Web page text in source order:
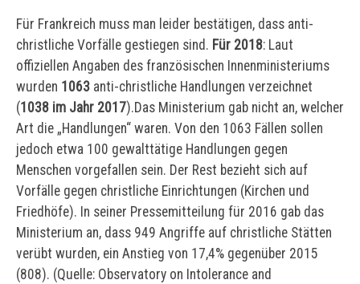
Für Frankreich muss man leider bestätigen, dass anti-
christliche Vorfälle gestiegen sind. Für 2018: Laut
offiziellen Angaben des französischen Innenministeriums
wurden 1063 anti-christliche Handlungen verzeichnet
(1038 im Jahr 2017).Das Ministerium gab nicht an, welcher
Art die „Handlungen“ waren. Von den 1063 Fällen sollen
jedoch etwa 100 gewalttätige Handlungen gegen
Menschen vorgefallen sein. Der Rest bezieht sich auf
Vorfälle gegen christliche Einrichtungen (Kirchen und
Friedhöfe). In seiner Pressemitteilung für 2016 gab das
Ministerium an, dass 949 Angriffe auf christliche Stätten
verübt wurden, ein Anstieg von 17,4% gegenüber 2015
(808). (Quelle: Observatory on Intolerance and